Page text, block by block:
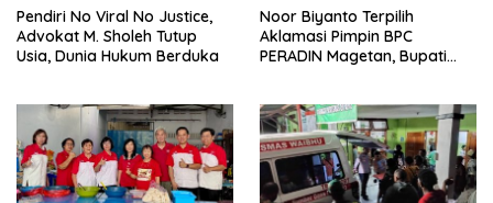
Pendiri No Viral No Justice,
Advokat M. Sholeh Tutup
Usia, Dunia Hukum Berduka
Noor Biyanto Terpilih
Aklamasi Pimpin BPC
PERADIN Magetan, Bupati